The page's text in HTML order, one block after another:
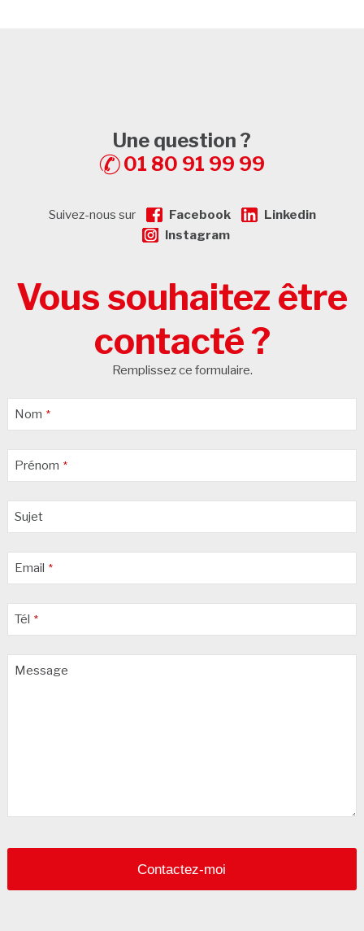
Une question ?
01 80 91 99 99
Suivez-nous sur Facebook
Linkedin
Instagram
Vous souhaitez être
contacté ?
Remplissez ce formulaire.
Nom *
Prénom *
Sujet
Email *
Tél *
Website *
Message
Contactez-moi